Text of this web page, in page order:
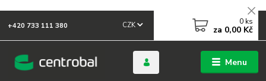
Menu
CZK
+420 733 111 380 0 ks
za 0,00 Kč